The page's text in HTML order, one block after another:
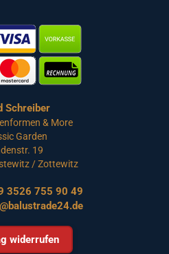
Schreiber
& More
Garden
19
/ Zottewitz
3526 755 90 49
widerrufen